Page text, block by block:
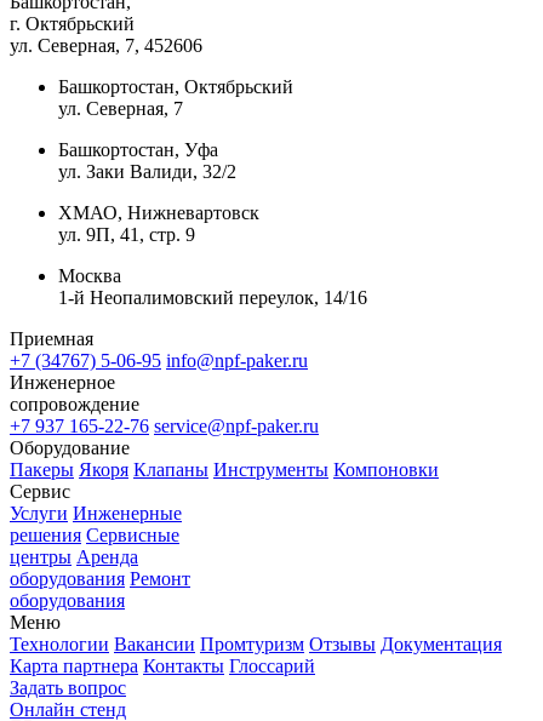
г. Октябрьский
ул. Северная, 7, 452606
Башкортостан, Октябрьский
ул. Северная, 7
Башкортостан, Уфа
ул. Заки Валиди, 32/2
ХМАО, Нижневартовск
ул. 9П, 41, стр. 9
Москва
1-й Неопалимовский переулок, 14/16
Приемная
+7 (34767) 5-06-95 info@npf-paker.ru
Инженерное
сопровождение
+7 937 165-22-76 service@npf-paker.ru
Оборудование
Пакеры Якоря Клапаны Инструменты Компоновки
Сервис
Услуги Инженерные
решения Сервисные
центры Аренда
оборудования Ремонт
оборудования
Меню
Технологии Вакансии Промтуризм Отзывы Документация
Карта партнера Контакты Глоссарий
Задать вопрос
Онлайн стенд